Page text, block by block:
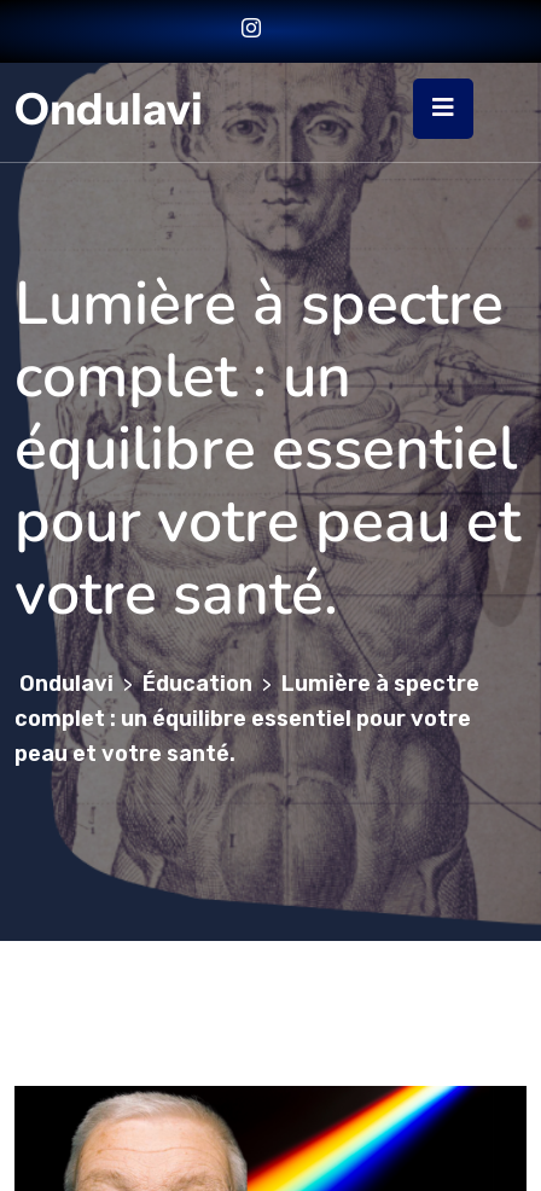
Ondulavi
Lumière à spectre
complet : un
équilibre essentiel
pour votre peau et
votre santé.
Ondulavi > Éducation > Lumière à spectre
complet : un équilibre essentiel pour votre
peau et votre santé.